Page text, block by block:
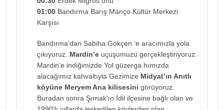
01:00 Bandırma Barış Manço Kültür Merkezi
Karşısı
Bandırma’dan Sabiha Gökçen ‘e aracımızla yola
çıkıyoruz. Mardin’e uçuşumuzu gerçekleştiriyoruz.
Mardin’e indiğimizde Yol güzerga hımızda
alacağımız kahvaltıyla Gezimize Midyat’ın Anıtlı
köyüne Meryem Ana kilisesini görüyoruz.
Buradan sonra Şırnak'ın İdil ilçesine bağlı olan ve